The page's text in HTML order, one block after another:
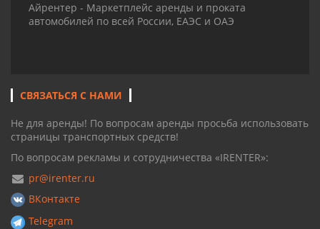
Айрентер - Маркетплейс аренды и проката
автомобилей по всей России, ЕАЭС и ОАЭ
СВЯЗАТЬСЯ С НАМИ
Не для аренды! По вопросам аренды просьба использовать
страницы транспортных средств!
По вопросам рекламы и сотрудничества «IRENTER»:
pr@irenter.ru
ВКонтакте
Telegram